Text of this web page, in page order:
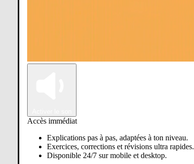
Accès immédiat
Explications pas à pas, adaptées à ton niveau.
Exercices, corrections et révisions ultra rapides.
Disponible 24/7 sur mobile et desktop.